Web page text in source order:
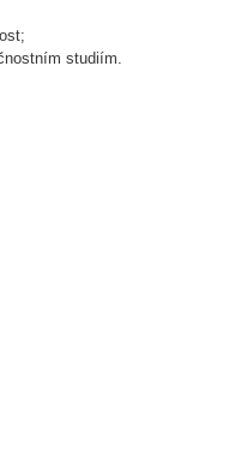
studiím.